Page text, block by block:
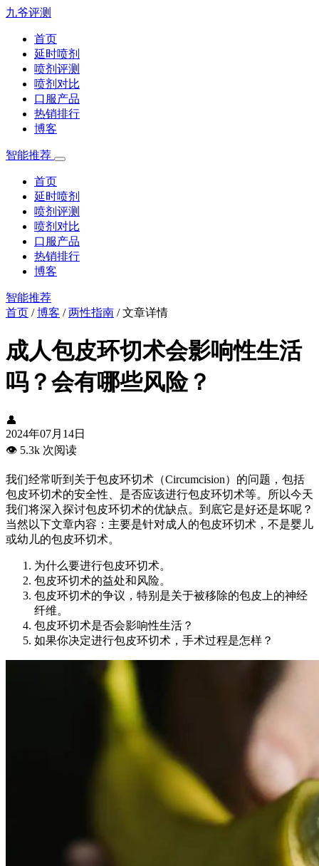
九爷评测
首页
延时喷剂
喷剂评测
喷剂对比
口服产品
热销排行
博客
智能推荐
首页
延时喷剂
喷剂评测
喷剂对比
口服产品
热销排行
博客
智能推荐
首页 /博客 /两性指南 /文章详情
成人包皮环切术会影响性生活
吗？会有哪些风险？
👤
2024年07月14日
👁️ 5.3k 次阅读
我们经常听到关于包皮环切术（Circumcision）的问题，包括
包皮环切术的安全性、是否应该进行包皮环切术等。所以今天
我们将深入探讨包皮环切术的优缺点。到底它是好还是坏呢？
当然以下文章内容：主要是针对成人的包皮环切术，不是婴儿
或幼儿的包皮环切术。
为什么要进行包皮环切术。
包皮环切术的益处和风险。
包皮环切术的争议，特别是关于被移除的包皮上的神经
纤维。
包皮环切术是否会影响性生活？
如果你决定进行包皮环切术，手术过程是怎样？